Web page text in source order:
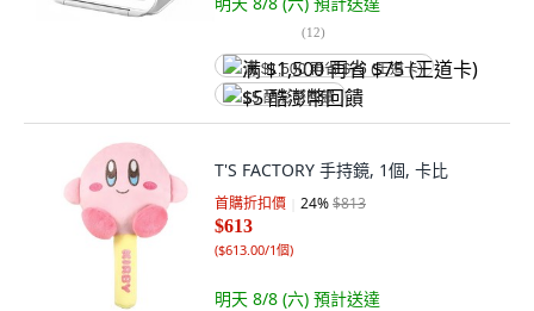
(12)
满 $1,500 再省 $75 (王道卡)
$5 酷澎幣回饋
T'S FACTORY 手持鏡, 1個, 卡比
首購折扣價 24%$813
$613
($613.00/1個)
明天 8/8 (六) 預計送達